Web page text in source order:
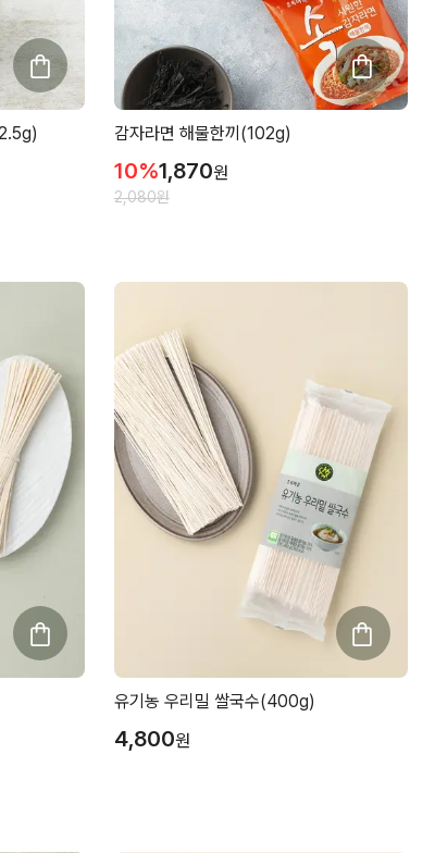
감자라면 해물한끼(102g)
10%1,870원
2,080원
유기농 우리밀 쌀국수(400g)
4,800원